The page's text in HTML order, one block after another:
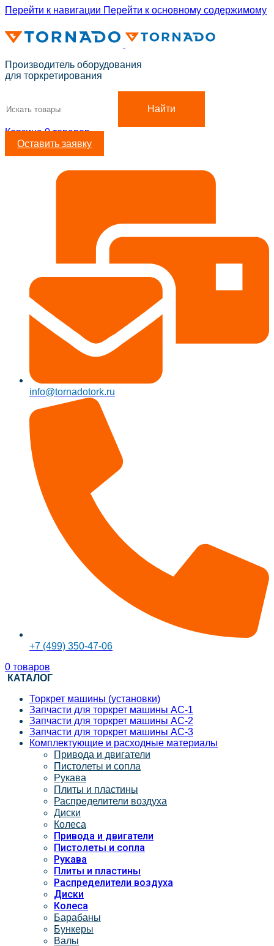
Перейти к навигации Перейти к основному содержимому
Производитель оборудования
для торкретирования
Найти
Корзина0товаров
Оставить заявку
info@tornadotork.ru
+7 (499) 350-47-06
0 товаров
КАТАЛОГ
Торкрет машины (установки)
Запчасти для торкрет машины АС-1
Запчасти для торкрет машины АС-2
Запчасти для торкрет машины АС-3
Комплектующие и расходные материалы
Привода и двигатели
Пистолеты и сопла
Рукава
Плиты и пластины
Распределители воздуха
Диски
Колеса
Привода и двигатели
Пистолеты и сопла
Рукава
Плиты и пластины
Распределители воздуха
Диски
Колеса
Барабаны
Бункеры
Валы